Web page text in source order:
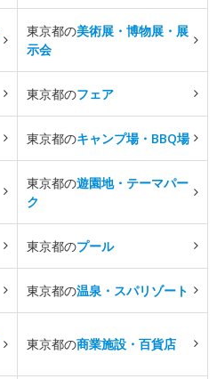
東京都の美術展・博物展・展
示会
東京都のフェア
東京都のキャンプ場・BBQ場
東京都の遊園地・テーマパー
ク
東京都のプール
東京都の温泉・スパリゾート
東京都の商業施設・百貨店